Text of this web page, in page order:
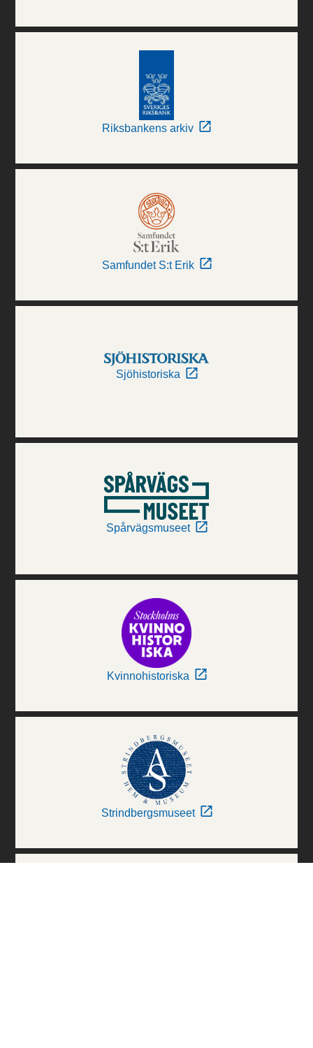
Riksbankens arkiv
Samfundet S:t Erik
Sjöhistoriska
Spårvägsmuseet
Kvinnohistoriska
Strindbergsmuseet